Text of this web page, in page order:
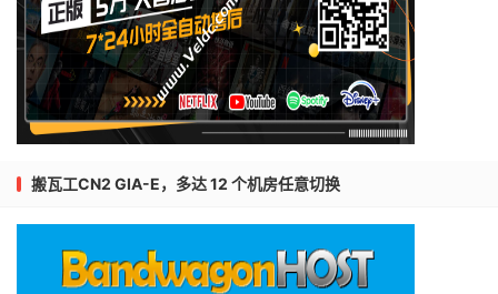
搬瓦工CN2 GIA-E，多达 12 个机房任意切换